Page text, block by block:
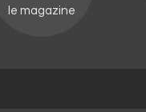
le magazine